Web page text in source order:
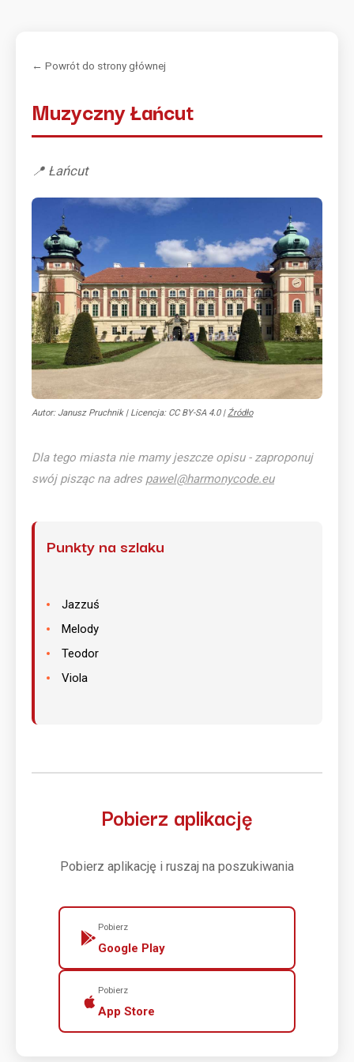
← Powrót do strony głównej
Muzyczny Łańcut
📍 Łańcut
Autor: Janusz Pruchnik| Licencja: CC BY-SA 4.0 |Źródło
Dla tego miasta nie mamy jeszcze opisu - zaproponuj
swój pisząc na adres pawel@harmonycode.eu
Punkty na szlaku
Jazzuś
Melody
Teodor
Viola
Pobierz aplikację
Pobierz aplikację i ruszaj na poszukiwania
Pobierz
Google Play
Pobierz
App Store